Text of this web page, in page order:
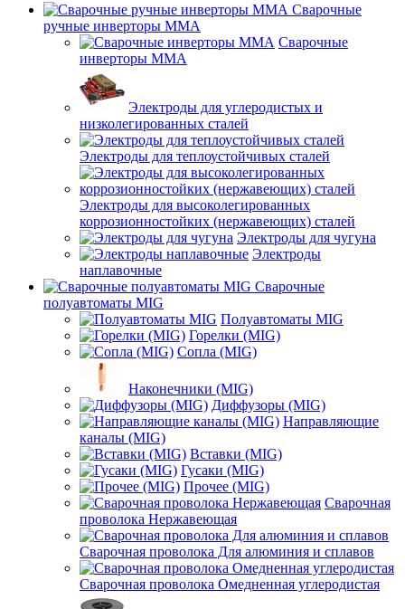
Сварочные
ручные инверторы MMA
Сварочные
инверторы MMA
Электроды для углеродистых и
низколегированных сталей
Электроды для теплоустойчивых сталей
Электроды для высоколегированных
коррозионностойких (нержавеющих) сталей
Электроды для чугуна
Электроды
наплавочные
Сварочные
полуавтоматы MIG
Полуавтоматы MIG
Горелки (MIG)
Сопла (MIG)
Наконечники (MIG)
Диффузоры (MIG)
Направляющие
каналы (MIG)
Вставки (MIG)
Гусаки (MIG)
Прочее (MIG)
Сварочная
проволока Нержавеющая
Сварочная проволока Для алюминия и сплавов
Сварочная проволока Омедненная углеродистая